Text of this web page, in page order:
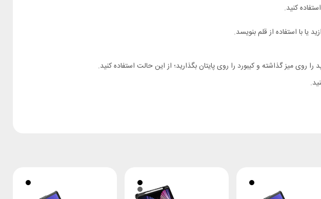
با استفاده از قلم بنویسد.
روی میز گذاشته و کیبورد را روی پایتان بگذارید؛ از این حالت استفاده کنید.